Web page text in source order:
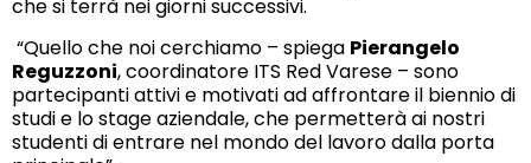
che si terrà nei giorni successivi.
“Quello che noi cerchiamo – spiega Pierangelo
Reguzzoni, coordinatore ITS Red Varese – sono
partecipanti attivi e motivati ad affrontare il biennio di
studi e lo stage aziendale, che permetterà ai nostri
studenti di entrare nel mondo del lavoro dalla porta